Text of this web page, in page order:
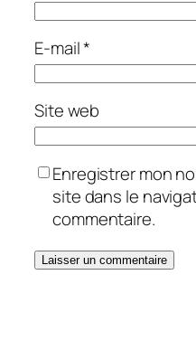
E-mail*
Site web
Enregistrer mon
site dans le
commentaire.